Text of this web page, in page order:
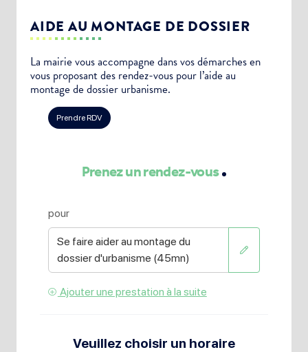
AIDE AU MONTAGE DE DOSSIER
La mairie vous accompagne dans vos démarches en
vous proposant des rendez-vous pour l’aide au
montage de dossier urbanisme.